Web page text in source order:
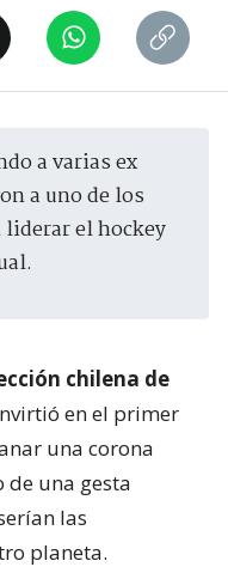
a uno de los
liderar el hockey
chilena de
en el primer
una corona
de una gesta
las
planeta.